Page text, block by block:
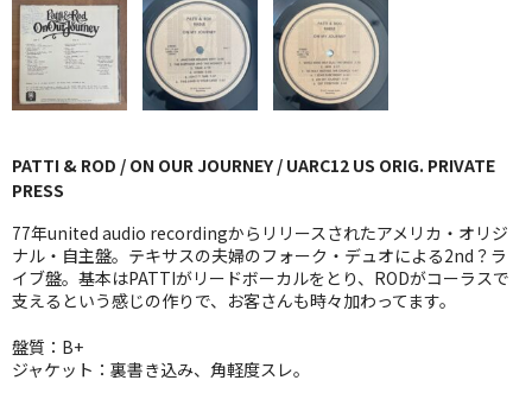
JAZZ-EU
JAZZ-JP
J-POP
ROCK
FOLK,SSW
その他
PATTI & ROD / ON OUR JOURNEY / UARC12 US ORIG. PRIVATE
PRESS
77年united audio recordingからリリースされたアメリカ・オリジ
ナル・自主盤。テキサスの夫婦のフォーク・デュオによる2nd？ラ
イブ盤。基本はPATTIがリードボーカルをとり、RODがコーラスで
支えるという感じの作りで、お客さんも時々加わってます。
盤質：B+
ジャケット：裏書き込み、角軽度スレ。